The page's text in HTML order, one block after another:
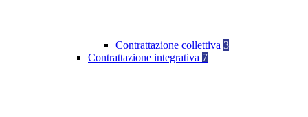
Contrattazione collettiva 3
Contrattazione integrativa 7